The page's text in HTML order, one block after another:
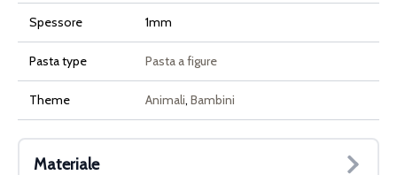
Spessore
1mm
Pasta type Pasta a figure
Theme Animali, Bambini
Materiale